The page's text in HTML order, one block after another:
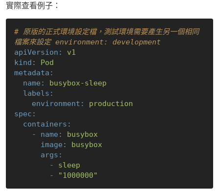
實際查看例子：
# 原版的正式環境設定檔，測試環境需要產生另一個相同
檔案來設定 environment: development
apiVersion:
v1
kind:
Pod
metadata:
name:
busybox-sleep
labels:
environment:
production
spec:
containers:
-
name:
busybox
image:
busybox
args:
-
sleep
-
"1000000"